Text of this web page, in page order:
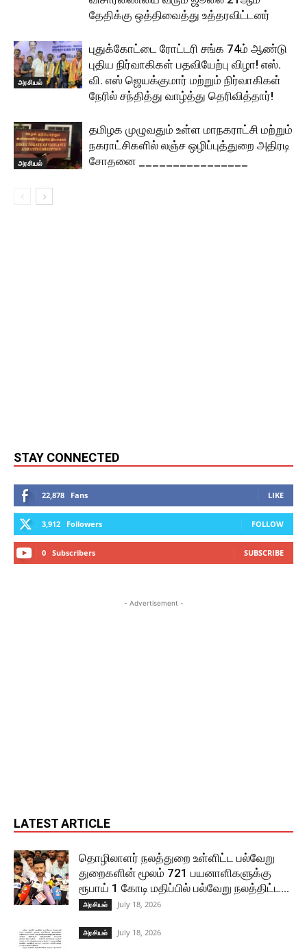
தேதிக்கு ஒத்திவைத்து உத்தரவிட்டனர்
அரசியல்
புதுக்கோட்டை ரோட்டரி சங்க 74ம் ஆண்டு
புதிய நிர்வாகிகள் பதவியேற்பு விழா! எஸ்.
வி. எஸ் ஜெயக்குமார் மற்றும் நிர்வாகிகள்
நேரில் சந்தித்து வாழ்த்து தெரிவித்தார்!
அரசியல்
தமிழக முழுவதும் உள்ள மாநகராட்சி மற்றும்
நகராட்சிகளில் லஞ்ச ஒழிப்புத்துறை அதிரடி
சோதனை ________________
STAY CONNECTED
22,878 Fans LIKE
3,912 Followers FOLLOW
0 Subscribers SUBSCRIBE
- Advertisement -
LATEST ARTICLE
தொழிலாளர் நலத்துறை உள்ளிட்ட பல்வேறு
துறைகளின் மூலம் 721 பயனாளிகளுக்கு
ரூபாய் 1 கோடி மதிப்பில் பல்வேறு நலத்திட்ட...
அரசியல் July 18, 2026
அரசியல் July 18, 2026